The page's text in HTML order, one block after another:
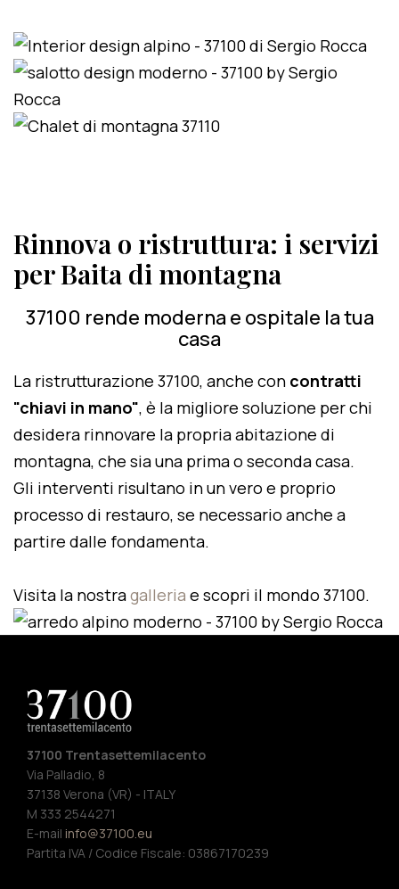
Rinnova o ristruttura: i servizi
per Baita di montagna
37100 rende moderna e ospitale la tua
casa
La ristrutturazione 37100, anche con contratti
"chiavi in mano", è la migliore soluzione per chi
desidera rinnovare la propria abitazione di
montagna, che sia una prima o seconda casa.
Gli interventi risultano in un vero e proprio
processo di restauro, se necessario anche a
partire dalle fondamenta.
Visita la nostragalleria e scopri il mondo 37100.
37100 Trentasettemilacento
Via Palladio, 8
37138 Verona (VR) - ITALY
M 333 2544271
E-mail info@37100.eu
Partita IVA / Codice Fiscale: 03867170239